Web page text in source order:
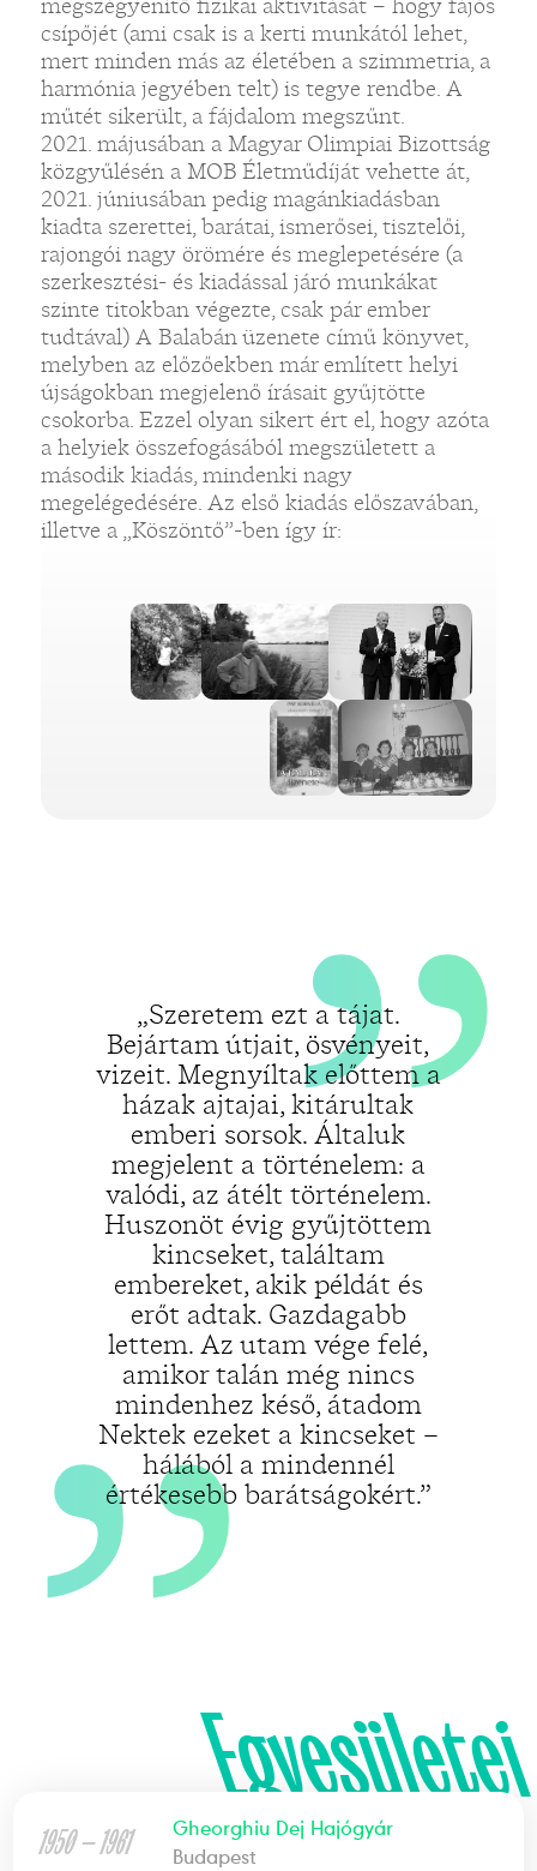
csípőjét (ami csak is a kerti munkától lehet,
mert minden más az életében a szimmetria, a
harmónia jegyében telt) is tegye rendbe. A
műtét sikerült, a fájdalom megszűnt.
2021. májusában a Magyar Olimpiai Bizottság
közgyűlésén a MOB Életműdíját vehette át,
2021. júniusában pedig magánkiadásban
kiadta szerettei, barátai, ismerősei, tisztelői,
rajongói nagy örömére és meglepetésére (a
szerkesztési- és kiadással járó munkákat
szinte titokban végezte, csak pár ember
tudtával) A Balabán üzenete című könyvet,
melyben az előzőekben már említett helyi
újságokban megjelenő írásait gyűjtötte
csokorba. Ezzel olyan sikert ért el, hogy azóta
a helyiek összefogásából megszületett a
második kiadás, mindenki nagy
megelégedésére. Az első kiadás előszavában,
illetve a „Köszöntő”-ben így ír:
„Szeretem ezt a tájat.
Bejártam útjait, ösvényeit,
vizeit. Megnyíltak előttem a
házak ajtajai, kitárultak
emberi sorsok. Általuk
megjelent a történelem: a
valódi, az átélt történelem.
Huszonöt évig gyűjtöttem
kincseket, találtam
embereket, akik példát és
erőt adtak. Gazdagabb
lettem. Az utam vége felé,
amikor talán még nincs
mindenhez késő, átadom
Nektek ezeket a kincseket –
hálából a mindennél
értékesebb barátságokért.”
„
„
Egyesületei
1950 — 1961
Gheorghiu Dej Hajógyár
Budapest